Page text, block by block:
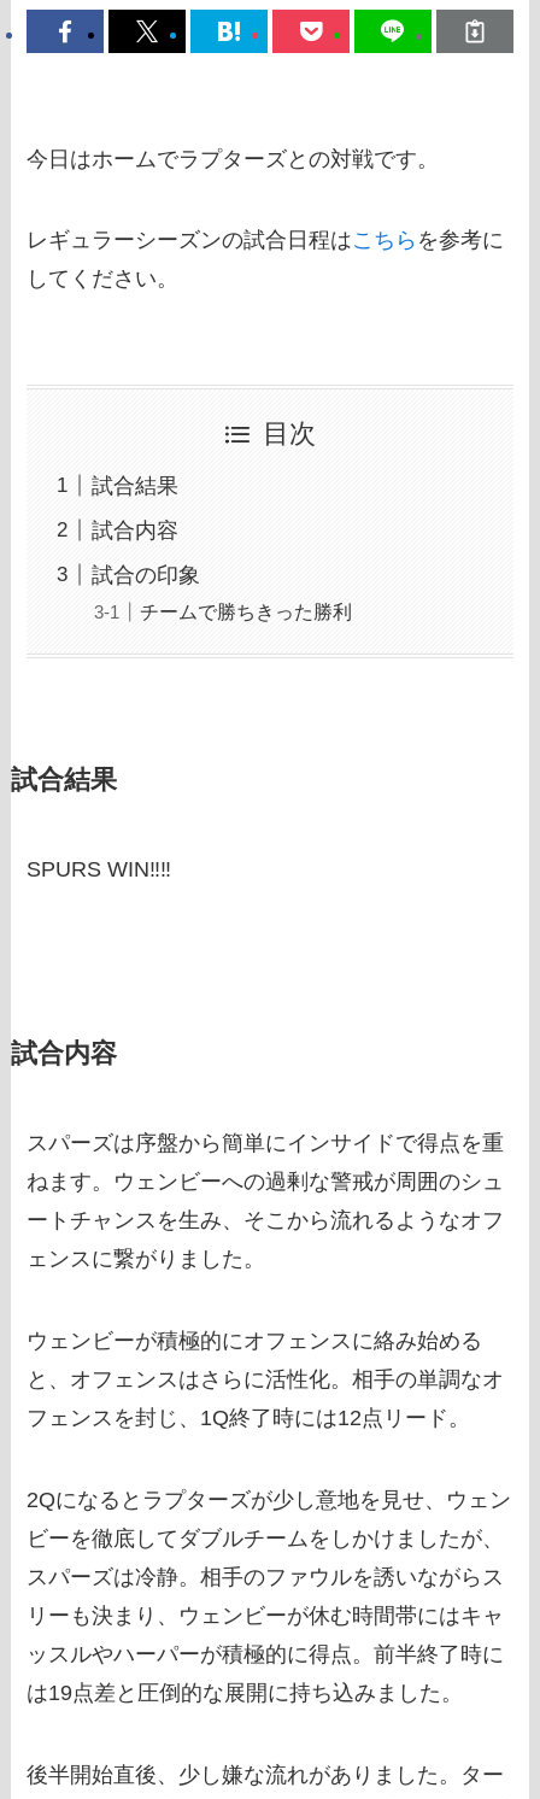
今日はホームでラプターズとの対戦です。
レギュラーシーズンの試合日程はこちら を参考に
してください。
目次
試合結果
試合内容
試合の印象
チームで勝ちきった勝利
試合結果
SPURS WIN‼‼
試合内容
スパーズは序盤から簡単にインサイドで得点を重
ねます。ウェンビーへの過剰な警戒が周囲のシュ
ートチャンスを生み、そこから流れるようなオフ
ェンスに繋がりました。
ウェンビーが積極的にオフェンスに絡み始める
と、オフェンスはさらに活性化。相手の単調なオ
フェンスを封じ、1Q終了時には12点リード。
2Qになるとラプターズが少し意地を見せ、ウェン
ビーを徹底してダブルチームをしかけましたが、
スパーズは冷静。相手のファウルを誘いながらス
リーも決まり、ウェンビーが休む時間帯にはキャ
ッスルやハーパーが積極的に得点。前半終了時に
は19点差と圧倒的な展開に持ち込みました。
後半開始直後、少し嫌な流れがありました。ター